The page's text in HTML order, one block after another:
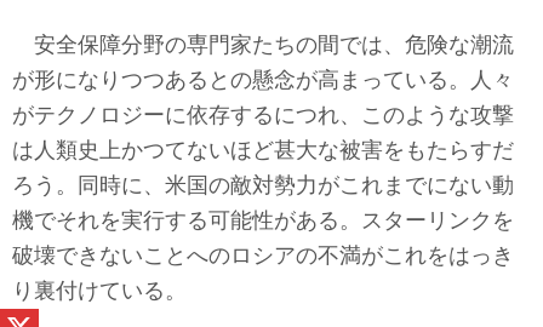
安全保障分野の専門家たちの間では、危険な潮流
が形になりつつあるとの懸念が高まっている。人々
がテクノロジーに依存するにつれ、このような攻撃
は人類史上かつてないほど甚大な被害をもたらすだ
ろう。同時に、米国の敵対勢力がこれまでにない動
機でそれを実行する可能性がある。スターリンクを
破壊できないことへのロシアの不満がこれをはっき
り裏付けている。